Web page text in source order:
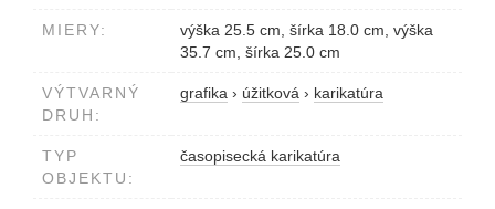
MIERY:
výška 25.5 cm, šírka 18.0 cm, výška
35.7 cm, šírka 25.0 cm
VÝTVARNÝ
DRUH:
grafika › úžitková › karikatúra
TYP
OBJEKTU:
časopisecká karikatúra